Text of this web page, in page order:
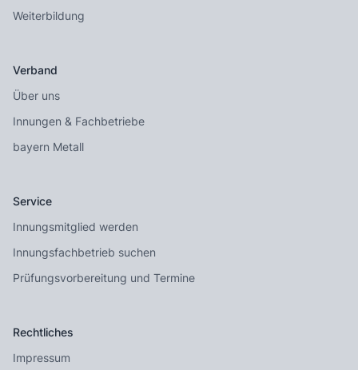
Weiterbildung
Verband
Über uns
Innungen & Fachbetriebe
bayern Metall
Service
Innungsmitglied werden
Innungsfachbetrieb suchen
Prüfungsvorbereitung und Termine
Rechtliches
Impressum